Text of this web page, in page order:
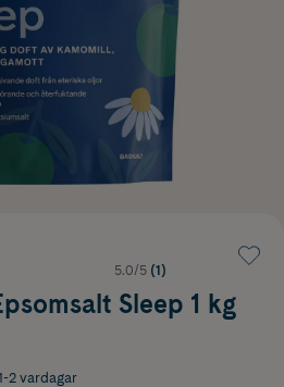
5.0/5 (1)
Sleep 1 kg
2 vardagar